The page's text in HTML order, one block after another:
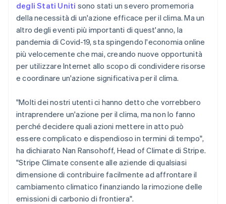
degli Stati Uniti sono stati un severo promemoria
della necessità di un'azione efficace per il clima. Ma un
altro degli eventi più importanti di quest'anno, la
pandemia di Covid-19, sta spingendo l'economia online
più velocemente che mai, creando nuove opportunità
per utilizzare Internet allo scopo di condividere risorse
e coordinare un'azione significativa per il clima.
"Molti dei nostri utenti ci hanno detto che vorrebbero
intraprendere un'azione per il clima, ma non lo fanno
perché decidere quali azioni mettere in atto può
essere complicato e dispendioso in termini di tempo",
ha dichiarato Nan Ransohoff, Head of Climate di Stripe.
"Stripe Climate consente alle aziende di qualsiasi
dimensione di contribuire facilmente ad affrontare il
cambiamento climatico finanziando la rimozione delle
emissioni di carbonio di frontiera".